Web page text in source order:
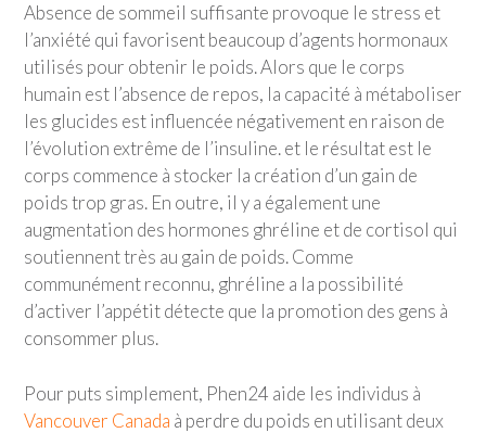
Absence de sommeil suffisante provoque le stress et
l’anxiété qui favorisent beaucoup d’agents hormonaux
utilisés pour obtenir le poids. Alors que le corps
humain est l’absence de repos, la capacité à métaboliser
les glucides est influencée négativement en raison de
l’évolution extrême de l’insuline. et le résultat est le
corps commence à stocker la création d’un gain de
poids trop gras. En outre, il y a également une
augmentation des hormones ghréline et de cortisol qui
soutiennent très au gain de poids. Comme
communément reconnu, ghréline a la possibilité
d’activer l’appétit détecte que la promotion des gens à
consommer plus.
Pour puts simplement, Phen24 aide les individus à
Vancouver Canada à perdre du poids en utilisant deux